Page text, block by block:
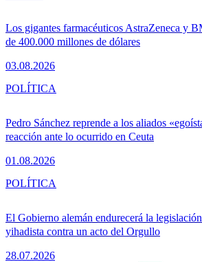
Los gigantes farmacéuticos AstraZeneca y
de 400.000 millones de dólares
03.08.2026
Pedro Sánchez reprende a los aliados
reacción ante lo ocurrido en Ceuta
01.08.2026
POLÍTICA
El Gobierno alemán endurecerá la
yihadista contra un acto del Orgullo
28.07.2026
POLÍTICA